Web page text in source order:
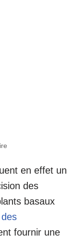
en effet un
des
basaux
fournir une